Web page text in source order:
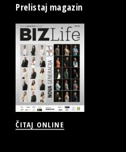
Prelistaj magazin
ČITAJ ONLINE